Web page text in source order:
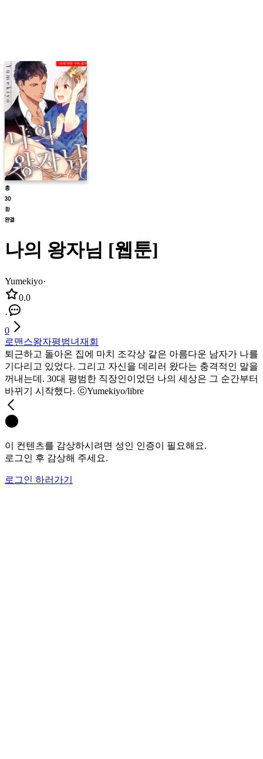
나의 왕자님 [웹툰]
Yumekiyo·
0.0
·
0
로맨스왕자평범녀재회
퇴근하고 돌아온 집에 마치 조각상 같은 아름다운 남자가 나를
기다리고 있었다. 그리고 자신을 데리러 왔다는 충격적인 말을
꺼내는데. 30대 평범한 직장인이었던 나의 세상은 그 순간부터
바뀌기 시작했다. ⓒYumekiyo/libre
이 컨텐츠를 감상하시려면 성인 인증이 필요해요.
로그인 후 감상해 주세요.
로그인 하러가기